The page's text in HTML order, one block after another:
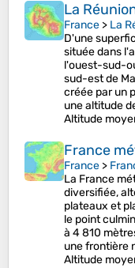
La
France > La
D'une
située dans
l'ouest-sud-
sud-est de
créée par un
une altitude
Altitude
France
France >
La France
diversifiée,
plateaux et
le point
à 4 810
une frontière
Altitude